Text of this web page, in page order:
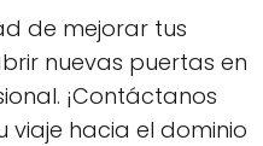
de mejorar tus
nuevas puertas en
¡Contáctanos
viaje hacia el dominio